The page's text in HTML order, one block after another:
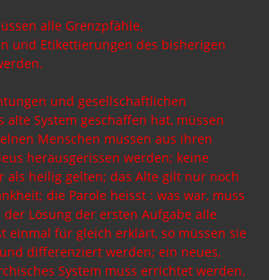
alle Grenzpfähle,
und Etikettierungen des bisherigen
und gesellschaftlichen
alte System geschaffen hat, müssen
Menschen müssen aus ihren
herausgerissen werden; keine
als heilig gelten; das Alte gilt nur noch
die Parole heisst : was war, muss
Lösung der ersten Aufgabe alle
einmal für gleich erklärt, so müssen sie
differenziert werden; ein neues,
System muss errichtet werden.